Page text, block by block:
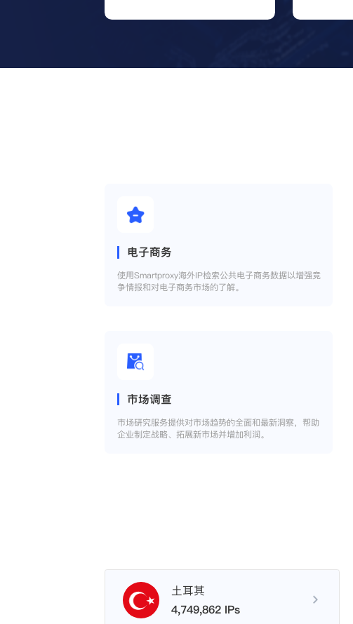
电子商务
使用Smartproxy海外IP检索公共电子商务数据以增强竞
争情报和对电子商务市场的了解。
市场调查
市场研究服务提供对市场趋势的全面和最新洞察，帮助
企业制定战略、拓展新市场并增加利润。
土耳其
4,749,862 IPs